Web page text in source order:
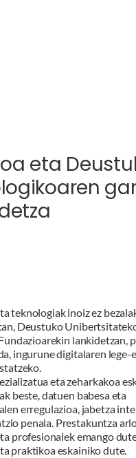
eta
teknologiak inoiz ez
Deustuko
lankidetzan,
ingurune digitalaren lege-
eta zeharkakoa
beste, datuen babesa eta
erregulazioa, jabetza
penala. Prestakuntza
profesionalek emango
praktikoa eskainiko dute.